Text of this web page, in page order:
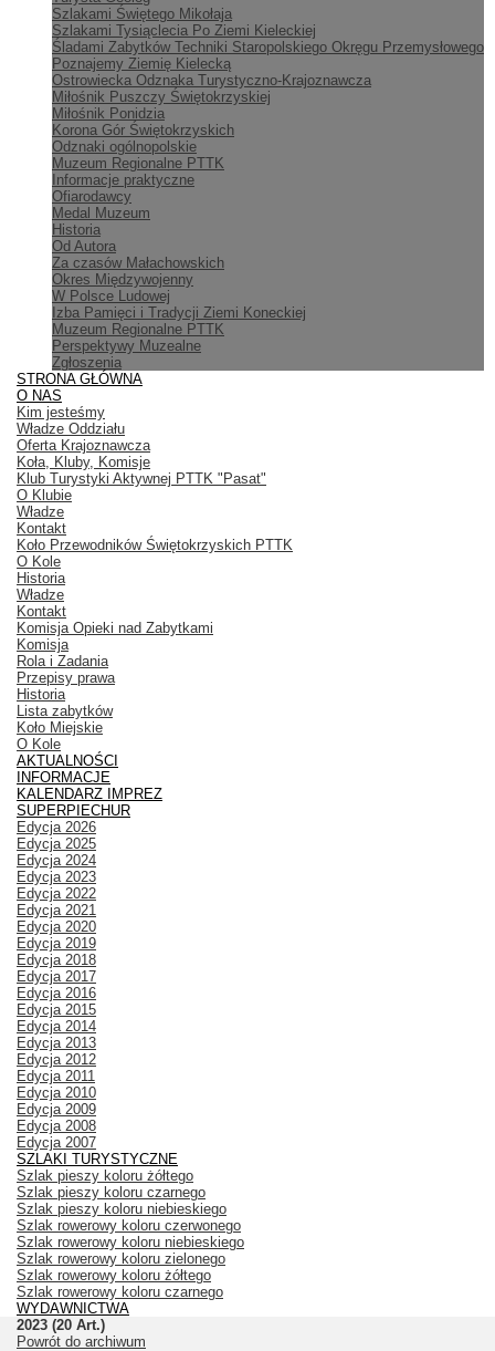
Szlakami Świętego Mikołaja
Szlakami Tysiąclecia Po Ziemi Kieleckiej
Śladami Zabytków Techniki Staropolskiego Okręgu Przemysłowego
Poznajemy Ziemię Kielecką
Ostrowiecka Odznaka Turystyczno-Krajoznawcza
Miłośnik Puszczy Świętokrzyskiej
Miłośnik Ponidzia
Korona Gór Świętokrzyskich
Odznaki ogólnopolskie
Muzeum Regionalne PTTK
Informacje praktyczne
Ofiarodawcy
Medal Muzeum
Historia
Od Autora
Za czasów Małachowskich
Okres Międzywojenny
W Polsce Ludowej
Izba Pamięci i Tradycji Ziemi Koneckiej
Muzeum Regionalne PTTK
Perspektywy Muzealne
Zgłoszenia
STRONA GŁÓWNA
O NAS
Kim jesteśmy
Władze Oddziału
Oferta Krajoznawcza
Koła, Kluby, Komisje
Klub Turystyki Aktywnej PTTK "Pasat"
O Klubie
Władze
Kontakt
Koło Przewodników Świętokrzyskich PTTK
O Kole
Historia
Władze
Kontakt
Komisja Opieki nad Zabytkami
Komisja
Rola i Zadania
Przepisy prawa
Historia
Lista zabytków
Koło Miejskie
O Kole
AKTUALNOŚCI
INFORMACJE
KALENDARZ IMPREZ
SUPERPIECHUR
Edycja 2026
Edycja 2025
Edycja 2024
Edycja 2023
Edycja 2022
Edycja 2021
Edycja 2020
Edycja 2019
Edycja 2018
Edycja 2017
Edycja 2016
Edycja 2015
Edycja 2014
Edycja 2013
Edycja 2012
Edycja 2011
Edycja 2010
Edycja 2009
Edycja 2008
Edycja 2007
SZLAKI TURYSTYCZNE
Szlak pieszy koloru żółtego
Szlak pieszy koloru czarnego
Szlak pieszy koloru niebieskiego
Szlak rowerowy koloru czerwonego
Szlak rowerowy koloru niebieskiego
Szlak rowerowy koloru zielonego
Szlak rowerowy koloru żółtego
Szlak rowerowy koloru czarnego
WYDAWNICTWA
2023 (20 Art.)
Powrót do archiwum